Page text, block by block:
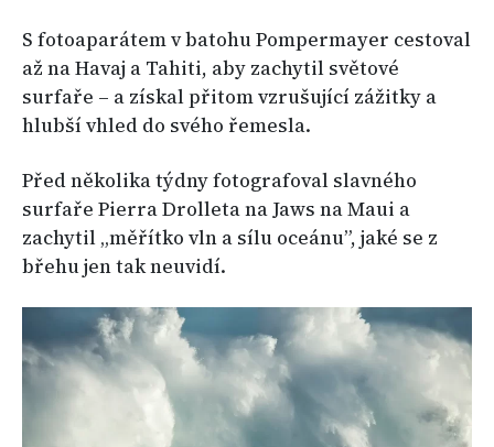
S fotoaparátem v batohu Pompermayer cestoval
až na Havaj a Tahiti, aby zachytil světové
surfaře – a získal přitom vzrušující zážitky a
hlubší vhled do svého řemesla.
Před několika týdny fotografoval slavného
surfaře Pierra Drolleta na Jaws na Maui a
zachytil „měřítko vln a sílu oceánu”, jaké se z
břehu jen tak neuvidí.